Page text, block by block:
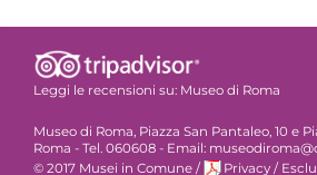
Leggi le recensioni su: Museo di Roma
Museo di Roma, Piazza San Pantaleo, 10 e
Roma - Tel. 060608 - Email:
© 2017 Musei in Comune / Privacy /